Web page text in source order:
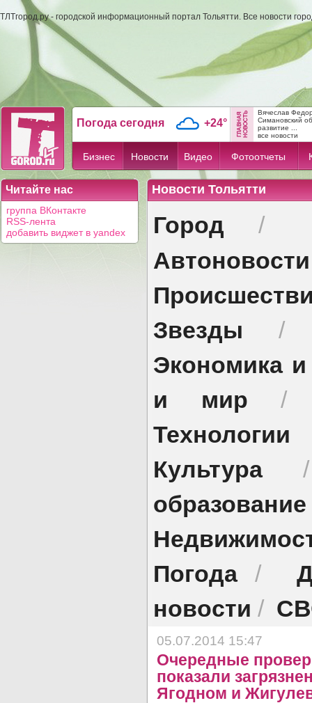
ТЛТгород.ру - городской информационный портал Тольятти. Все новости
Погода сегодня +24°
Вячеслав
Симановский
развитие ...
все новости
Бизнес Новости Видео Фотоотчеты
Читайте нас
группа ВКонтакте
RSS-лента
добавить виджет в yandex
Новости Тольятти
Город /
Автоновости
Звезды
Экономика
и мир
Технологии
Культура
образование
Погода/
новости /
05.07.2014 15:47
Очередные
показали
Ягодном и